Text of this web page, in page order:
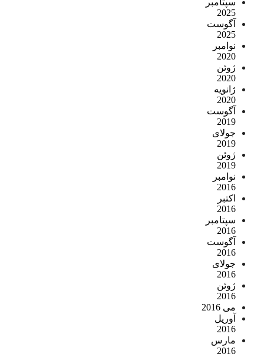
سپتامبر
2025
آگوست
2025
نوامبر
2020
ژوئن
2020
ژانویه
2020
آگوست
2019
جولای
2019
ژوئن
2019
نوامبر
2016
اکتبر
2016
سپتامبر
2016
آگوست
2016
جولای
2016
ژوئن
2016
می 2016
آوریل
2016
مارس
2016